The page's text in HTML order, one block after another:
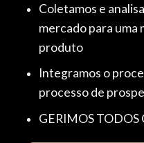
Coletamos e
mercado para uma
produto
Integramos o
processo de
GERIMOS TODOS